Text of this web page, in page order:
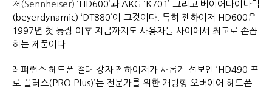
저 (Sennheiser) ‘HD600’과 AKG ‘K701’ 그리고 베이어다이나믹
(beyerdynamic) ‘DT880’이 그것이다. 특히 젠하이저 HD600은
1997년 첫 등장 이후 지금까지도 사용자들 사이에서 최고로 손꼽
히는 제품이다.
레퍼런스 헤드폰 절대 강자 젠하이저가 새롭게 선보인 ‘HD490 프
로 플러스(PRO Plus)’는 전문가를 위한 개방형 오버이어 헤드폰